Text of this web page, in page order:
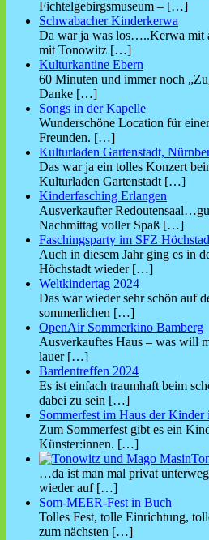
Fichtelgebirgsmuseum – […]
Schwabacher Kinderkerwa
Da war ja was los…..Kerwa mit
mit Tonowitz […]
Kulturkantine Ebern
60 Minuten und immer noch
Danke […]
Songs in der Kapelle
Wunderschöne Location für
Freunden. […]
Kulturladen Gartenstadt,
Das war ja ein tolles Konzert
Kulturladen Gartenstadt […]
Kinderfasching Erlangen
Ausverkaufter
Nachmittag voller Spaß […]
Faschingsparty im SFZ
Auch in diesem Jahr ging es in
Höchstadt wieder […]
Weltkindertag 2024
Das war wieder sehr schön auf
sommerlichen […]
OpenAir Sommerkino Bamberg
Ausverkauftes Haus – was will
lauer […]
Bardentreffen 2024
Es ist einfach traumhaft beim
dabei zu sein […]
Sommerfest im Haus der
Zum Sommerfest gibt es ein
Künster:innen. […]
…da ist man mal privat
wieder auf […]
Som-MEER-Fest in Buch
Tolles Fest, tolle Einrichtung,
zum nächsten […]